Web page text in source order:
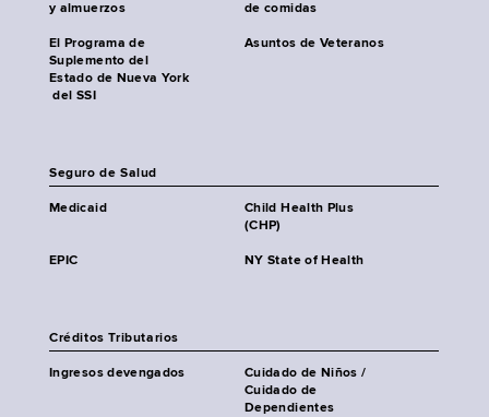
y almuerzos
de comidas
El Programa de
Suplemento del
Estado de Nueva York
del SSI
Asuntos de Veteranos
Seguro de Salud
Medicaid
Child Health Plus
(CHP)
EPIC NY State of Health
Créditos Tributarios
Ingresos devengados
Cuidado de Niños /
Cuidado de
Dependientes